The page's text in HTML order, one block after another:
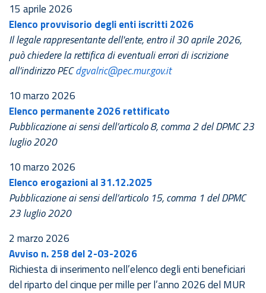
15 aprile 2026
Elenco provvisorio degli enti iscritti 2026
Il legale rappresentante dell'ente, entro il 30 aprile 2026,
può chiedere la rettifica di eventuali errori di iscrizione
all’indirizzo PECdgvalric@pec.mur.gov.it
10 marzo 2026
Elenco permanente 2026 rettificato
Pubblicazione ai sensi dell’articolo 8, comma 2 del DPMC 23
luglio 2020
10 marzo 2026
Elenco erogazioni al 31.12.2025
Pubblicazione ai sensi dell’articolo 15, comma 1 del DPMC
23 luglio 2020
2 marzo 2026
Avviso n. 258 del 2-03-2026
Richiesta di inserimento nell’elenco degli enti beneficiari
del riparto del cinque per mille per l’anno 2026 del MUR